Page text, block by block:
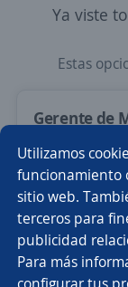
Utilizamos
funcionamiento
sitio web.
terceros para
publicidad
Para más
Ya viste
Estas
Gerente de
Tiendas
San
Más de 30 días
Nuevas